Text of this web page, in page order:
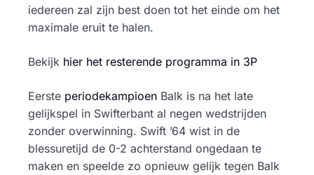
iedereen zal zijn best doen tot het einde om het
maximale eruit te halen.
Bekijk hier het resterende programma in 3P
Eerste periodekampioen Balk is na het late
gelijkspel in Swifterbant al negen wedstrijden
zonder overwinning. Swift ’64 wist in de
blessuretijd de 0-2 achterstand ongedaan te
maken en speelde zo opnieuw gelijk tegen Balk